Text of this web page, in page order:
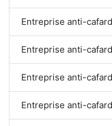
Entreprise anti-
Entreprise anti-
Entreprise anti-
Entreprise anti-